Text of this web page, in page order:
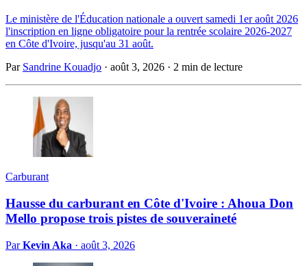
Le ministère de l'Éducation nationale a ouvert samedi 1er août 2026
l'inscription en ligne obligatoire pour la rentrée scolaire 2026-2027
en Côte d'Ivoire, jusqu'au 31 août.
Par Sandrine Kouadjo · août 3, 2026 · 2 min de lecture
Carburant
Hausse du carburant en Côte d'Ivoire : Ahoua Don
Mello propose trois pistes de souveraineté
ParKevin Aka · août 3, 2026